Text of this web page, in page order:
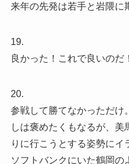
来年の先発は若手と岩隈に
19.
良かった！これで良いのだ！
20.
参戦して勝てなかっただけ
しは褒めたくもなるが、美
りに行こうとする姿勢にイ
ソフトバンクにいた鶴岡の